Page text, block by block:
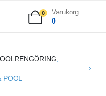
0
Varukorg
0
POOL